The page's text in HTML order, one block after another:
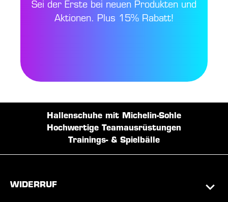
Sei der Erste bei neuen Produkten und
Aktionen. Plus 15% Rabatt!
Hallenschuhe mit Michelin-Sohle
Hochwertige Teamausrüstungen
Trainings- & Spielbälle
WIDERRUF